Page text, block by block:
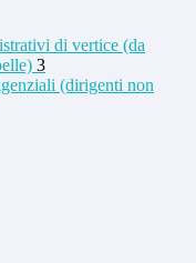
di vertice (da
3
(dirigenti non